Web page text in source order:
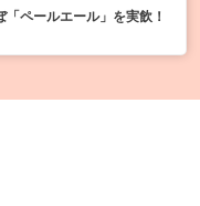
ペールエール」を実飲！